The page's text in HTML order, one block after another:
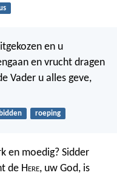
en u
en vrucht dragen
Vader u alles geve,
bidden roeping
en moedig? Sidder
de Here, uw God, is